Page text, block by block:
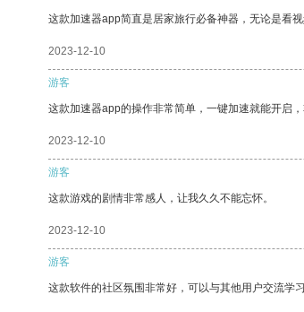
这款加速器app简直是居家旅行必备神器，无论是看
2023-12-10
游客
这款加速器app的操作非常简单，一键加速就能开启，
2023-12-10
游客
这款游戏的剧情非常感人，让我久久不能忘怀。
2023-12-10
游客
这款软件的社区氛围非常好，可以与其他用户交流学习